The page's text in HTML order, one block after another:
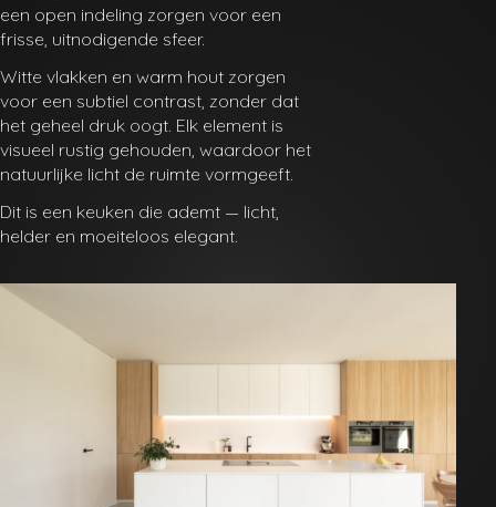
een open indeling zorgen voor een
frisse, uitnodigende sfeer.
Witte vlakken en warm hout zorgen
voor een subtiel contrast, zonder dat
het geheel druk oogt. Elk element is
visueel rustig gehouden, waardoor het
natuurlijke licht de ruimte vormgeeft.
Dit is een keuken die ademt — licht,
helder en moeiteloos elegant.